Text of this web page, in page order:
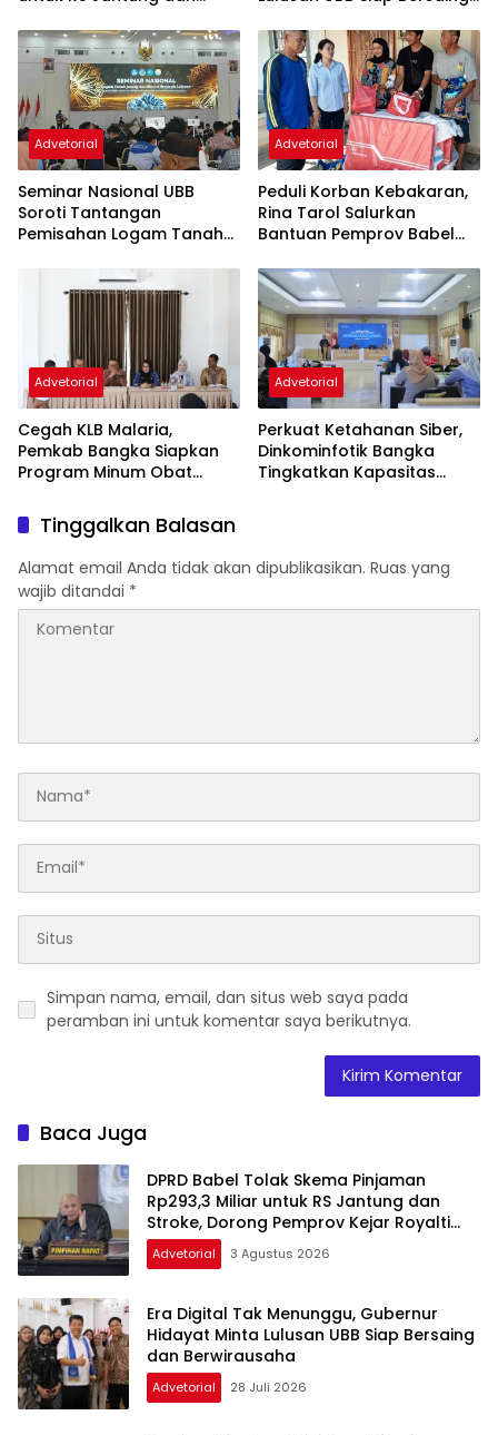
Kejar Royalti Timah
Advetorial
Seminar Nasional UBB
Soroti Tantangan
Pemisahan Logam Tanah
Hilirisasi Mineral Strategis
Advetorial
Peduli Korban Kebakaran,
Rina Tarol Salurkan
Bantuan Pemprov Babel
Terdampak di Toboali
Advetorial
Cegah KLB Malaria,
Pemkab Bangka Siapkan
Program Minum Obat
Advetorial
Perkuat Ketahanan Siber,
Dinkominfotik Bangka
Tingkatkan Kapasitas
Tinggalkan Balasan
Alamat email Anda tidak akan dipublikasikan. Ruas yang
wajib ditandai *
Simpan nama, email, dan situs web saya pada
peramban ini untuk komentar saya berikutnya.
Baca Juga
DPRD Babel Tolak Skema Pinjaman
Rp293,3 Miliar untuk RS Jantung dan
Stroke, Dorong Pemprov Kejar Royalti
Timah
Advetorial 3 Agustus 2026
Era Digital Tak Menunggu, Gubernur
Hidayat Minta Lulusan UBB Siap Bersaing
dan Berwirausaha
Advetorial 28 Juli 2026